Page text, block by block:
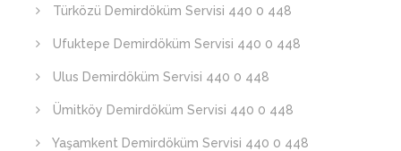
Türközü Demirdöküm Servisi 440 0 448
Ufuktepe Demirdöküm Servisi 440 0 448
Ulus Demirdöküm Servisi 440 0 448
Ümitköy Demirdöküm Servisi 440 0 448
Yaşamkent Demirdöküm Servisi 440 0 448